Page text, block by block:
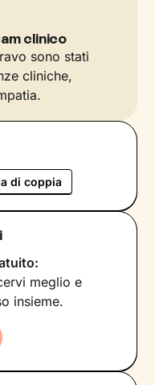
clinico
sono stati
cliniche,
di coppia
meglio e
insieme.